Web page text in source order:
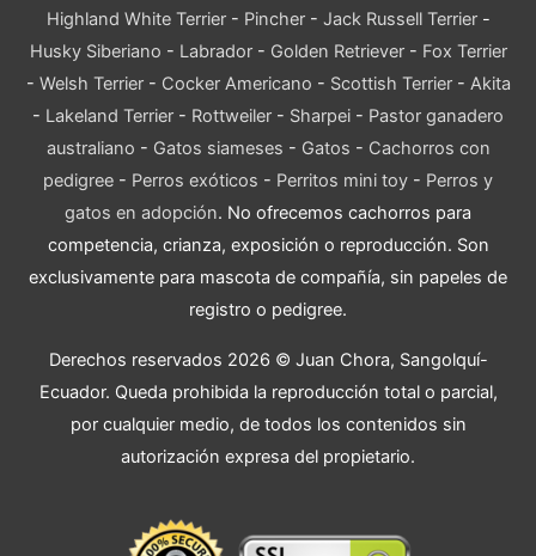
Highland White Terrier- Pincher- Jack Russell Terrier-
Husky Siberiano - Labrador- Golden Retriever- Fox Terrier
- Welsh Terrier- Cocker Americano - Scottish Terrier- Akita
- Lakeland Terrier - Rottweiler - Sharpei - Pastor ganadero
australiano - Gatos siameses - Gatos - Cachorros con
pedigree - Perros exóticos - Perritos mini toy - Perros y
gatos en adopción. No ofrecemos cachorros para
competencia, crianza, exposición o reproducción. Son
exclusivamente para mascota de compañía, sin papeles de
registro o pedigree.
Derechos reservados 2026 © Juan Chora, Sangolquí-
Ecuador. Queda prohibida la reproducción total o parcial,
por cualquier medio, de todos los contenidos sin
autorización expresa del propietario.